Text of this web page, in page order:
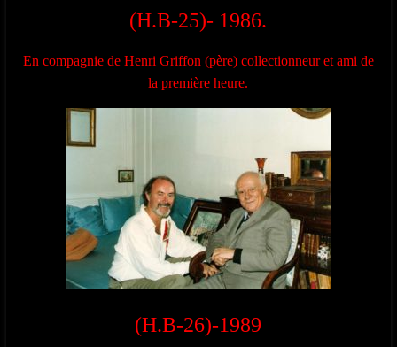
(H.B-25)- 1986.
En compagnie de Henri Griffon (père) collectionneur et ami de
la première heure.
(H.B-26)-1989